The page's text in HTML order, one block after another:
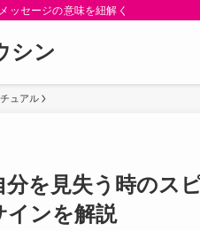
ッセージの意味を紐解く
シン
ュアル
分を見失う時のス
インを解説